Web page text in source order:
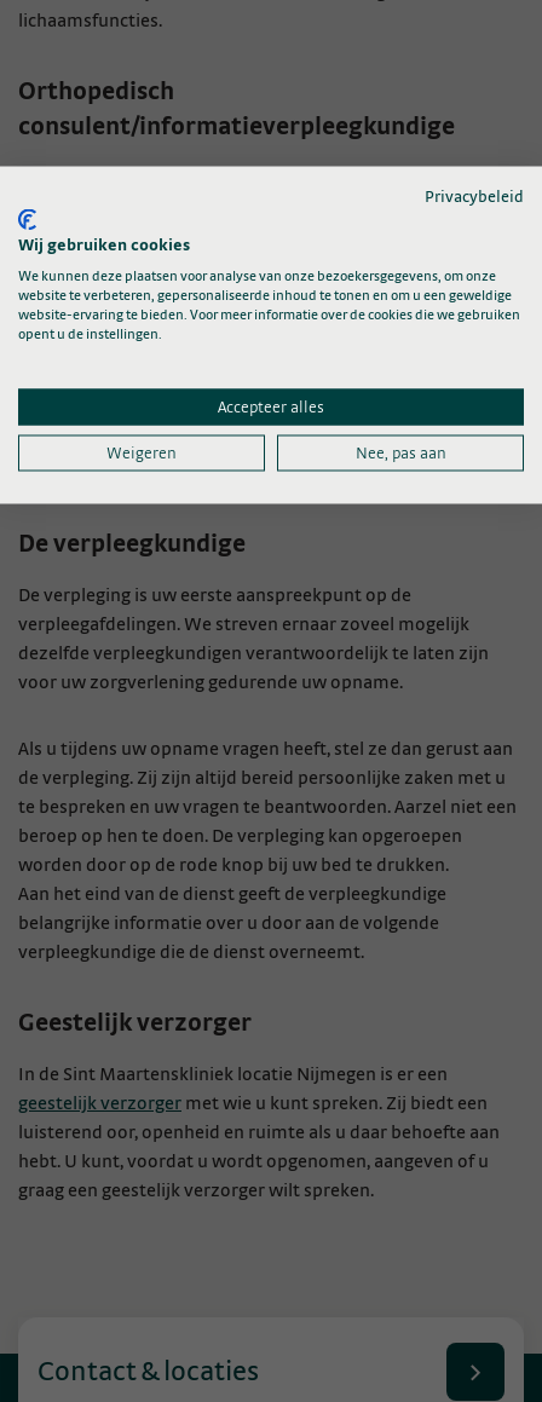
lichaamsfuncties.
Orthopedisch
consulent/informatieverpleegkundige
een gespecialiseerd verpleegkundige. Zij informeert u over
zaken als wondgenezing, pijn, mobiliteit of de onderzoeken
Overige behandelaars
De afdeling Orthopedie werkt nauw samen met andere
behandelaars, waaronder de reumatoloog, revalidatiearts,
fysiotherapeut, ergotherapeut, maatschappelijk werker,
psycholoog en/of eendiëtist.
De verpleegkundige
De verpleging is uw eerste aanspreekpunt op de
verpleegafdelingen. We streven ernaar zoveel mogelijk
dezelfde verpleegkundigen verantwoordelijk te laten zijn
voor uw zorgverlening gedurende uw opname.
Als u tijdens uw opname vragen heeft, stel ze dan gerust aan
de verpleging. Zij zijn altijd bereid persoonlijke zaken met u
te bespreken en uw vragen te beantwoorden. Aarzel niet een
beroep op hen te doen. De verpleging kan opgeroepen
worden door op de rode knop bij uw bed te drukken.
Aan het eind van de dienst geeft de verpleegkundige
belangrijke informatie over u door aan de volgende
verpleegkundige die de dienst overneemt.
Geestelijk verzorger
In de Sint Maartenskliniek locatie Nijmegen is er een
geestelijk verzorger met wie u kunt spreken. Zij biedt een
luisterend oor, openheid en ruimte als u daar behoefte aan
hebt. U kunt, voordat u wordt opgenomen, aangeven of u
graag een geestelijk verzorger wilt spreken.
Contact & locaties
Privacybeleid
Wij gebruiken cookies
We kunnen deze plaatsen voor analyse van onze bezoekersgegevens, om onze
website te verbeteren, gepersonaliseerde inhoud te tonen en om u een geweldige
website-ervaring te bieden. Voor meer informatie over de cookies die we gebruiken
opent u de instellingen.
Accepteer alles
Weigeren Nee, pas aan